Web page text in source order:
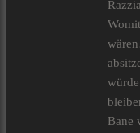
Bane